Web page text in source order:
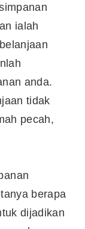
ialah
anda.
tidak
pecah,
berapa
dijadikan